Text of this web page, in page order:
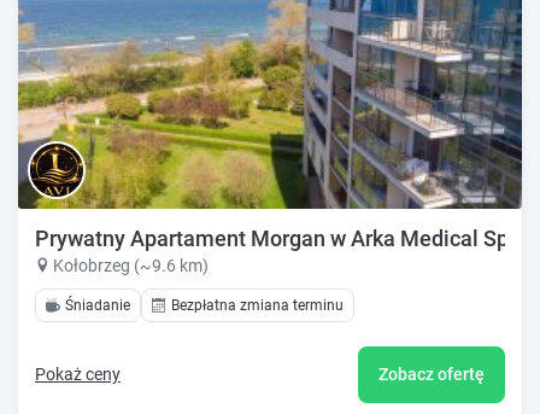
Prywatny Apartament Morgan w Arka Medical Spa
Kołobrzeg (~9.6 km)
Śniadanie Bezpłatna zmiana terminu
Pokaż ceny Zobacz ofertę